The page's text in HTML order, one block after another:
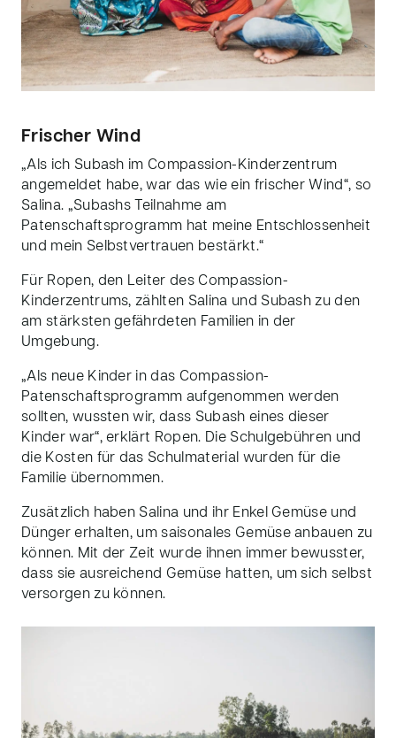
Frischer Wind
„Als ich Subash im Compassion-Kinderzentrum
angemeldet habe, war das wie ein frischer Wind“, so
Salina. „Subashs Teilnahme am
Patenschaftsprogramm hat meine Entschlossenheit
und mein Selbstvertrauen bestärkt.“
Für Ropen, den Leiter des Compassion-
Kinderzentrums, zählten Salina und Subash zu den
am stärksten gefährdeten Familien in der
Umgebung.
„Als neue Kinder in das Compassion-
Patenschaftsprogramm aufgenommen werden
sollten, wussten wir, dass Subash eines dieser
Kinder war“, erklärt Ropen. Die Schulgebühren und
die Kosten für das Schulmaterial wurden für die
Familie übernommen.
Zusätzlich haben Salina und ihr Enkel Gemüse und
Dünger erhalten, um saisonales Gemüse anbauen zu
können. Mit der Zeit wurde ihnen immer bewusster,
dass sie ausreichend Gemüse hatten, um sich selbst
versorgen zu können.